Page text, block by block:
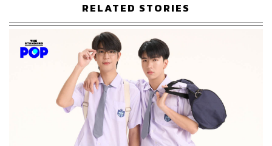
นิทานพันดาวรวมทั้ง KinnPorsche The Series
เปิดตัวว่าเป็นซีรีส์วายมาเฟียเรื่องแรกของไทย ตอนแรกที่
ได้ยินก็ยังคิดว่าเป็นเรื่องหนักๆ และยังมองไม่ออกว่าจะทำให้
สนุกได้อย่างไร จนกระทั่งได้ชมแบบจริงๆ จังๆ ก็ต้องร้องว๊าว!
กับส่วนผสมที่ลงตัว ทั้งคอเมดี้ แอ็กชัน ลึกลับ และโรแมนติก
ที่สอดแทรกไปกับเรื่องราวความรักของทายาทตระกูลมาเฟีย
และบอดี้การ์ดหนุ่ม โดยเนื้อหามีทั้งเรื่องธุรกิจใต้ดิน การ
ทรยศหักหลัง การแข่งขันในครอบครัว แต่ทุกอย่างอาจจะจุด
ไม่ติดถ้าขาดการออกแบบตัวละครให้มีมิติน่าสนใจ อย่างตัว
RELATED STORIES